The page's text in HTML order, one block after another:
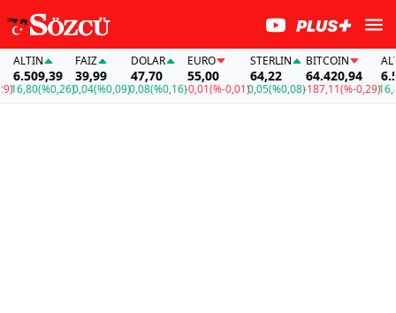
(%0,26)
FAİZ
39,99
0,04(%0,09)
DOLAR
47,70
0,08(%0,16)
EURO
55,00
-0,01(%-0,01)
STERLIN
64,22
0,05(%0,08)
BITCOIN
64.420,94
-187,11(%-0,29)
ALTIN
16,80